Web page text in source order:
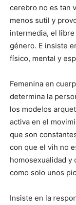
cerebro no es tan
menos sutil y
intermedia, el
género. E insiste
físico, mental y
Femenina en
determina la
los modelos
activa en el
que son
con que el vih no
homosexualidad y
como solo unos
Insiste en la